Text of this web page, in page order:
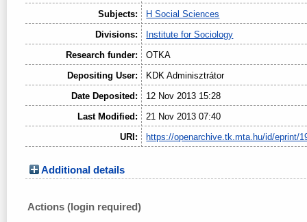
Subjects:
H Social Sciences
Divisions:
Institute for Sociology
Research funder:
OTKA
Depositing User:
KDK Adminisztrátor
Date Deposited:
12 Nov 2013 15:28
Last Modified:
21 Nov 2013 07:40
URI:
https://openarchive.tk.mta.hu/id/eprint/
Additional details
Actions (login required)